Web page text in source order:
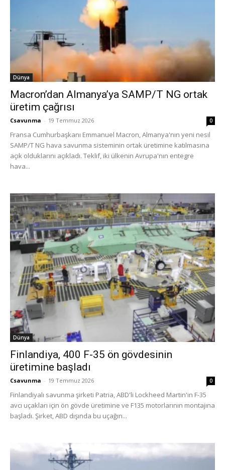
Dünya
Macron’dan Almanya’ya SAMP/T NG ortak
üretim çağrısı
Csavunma - 19 Temmuz 2026 0
Fransa Cumhurbaşkanı Emmanuel Macron, Almanya'nın yeni nesil
SAMP/T NG hava savunma sisteminin ortak üretimine katılmasına
açık olduklarını açıkladı. Teklif, iki ülkenin Avrupa'nın entegre
hava...
Dünya
Finlandiya, 400 F-35 ön gövdesinin
üretimine başladı
Csavunma - 19 Temmuz 2026 0
Finlandiyalı savunma şirketi Patria, ABD'li Lockheed Martin'in F-35
avcı uçakları için ön gövde üretimine ve F135 motorlarının montajına
başladı. Şirket, ABD dışında bu uçağın...